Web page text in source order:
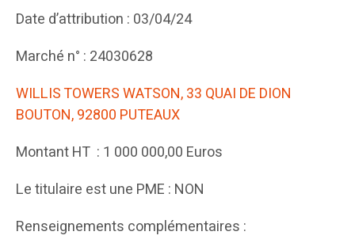
Date d’attribution : 03/04/24
Marché n° : 24030628
WILLIS TOWERS WATSON, 33 QUAI DE DION
BOUTON, 92800 PUTEAUX
Montant HT : 1 000 000,00 Euros
Le titulaire est une PME : NON
Renseignements complémentaires :